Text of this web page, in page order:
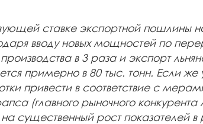
ставке экспортной пошлины
вводу новых мощностей по
в 3 раза и экспорт
примерно в 80 тыс. тонн. Если же
привести в соответствие с
(главного рыночного конкурента
существенный рост показателей в